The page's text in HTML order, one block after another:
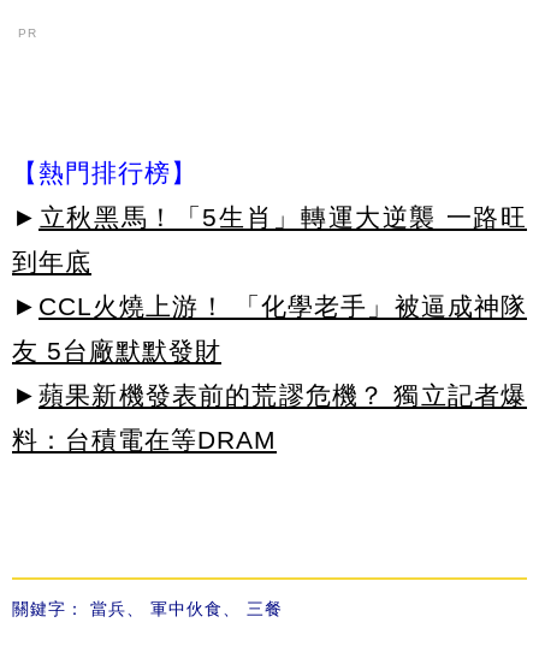
PR
【熱門排行榜】
► 立秋黑馬！「5生肖」轉運大逆襲 一路旺
到年底
► CCL火燒上游！ 「化學老手」被逼成神隊
友 5台廠默默發財
► 蘋果新機發表前的荒謬危機？ 獨立記者爆
料：台積電在等DRAM
關鍵字： 當兵 軍中伙食 三餐